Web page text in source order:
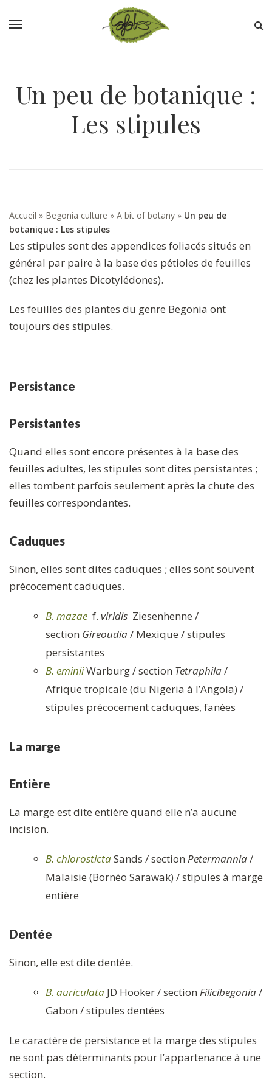
Un peu de botanique :
Les stipules
Accueil » Begonia culture » A bit of botany » Un peu de
botanique : Les stipules
Les stipules sont des appendices foliacés situés en
général par paire à la base des pétioles de feuilles
(chez les plantes Dicotylédones).
Les feuilles des plantes du genre Begonia ont
toujours des stipules.
Persistance
Persistantes
Quand elles sont encore présentes à la base des
feuilles adultes, les stipules sont dites persistantes ;
elles tombent parfois seulement après la chute des
feuilles correspondantes.
Caduques
Sinon, elles sont dites caduques ; elles sont souvent
précocement caduques.
B. mazae f. viridis Ziesenhenne /
section Gireoudia/ Mexique / stipules
persistantes
B. eminiiWarburg / section Tetraphila/
Afrique tropicale (du Nigeria à l’Angola) /
stipules précocement caduques, fanées
La marge
Entière
La marge est dite entière quand elle n’a aucune
incision.
B. chlorostictaSands / section Petermannia/
Malaisie (Bornéo Sarawak) / stipules à marge
entière
Dentée
Sinon, elle est dite dentée.
B. auriculata JD Hooker / section Filicibegonia/
Gabon / stipules dentées
Le caractère de persistance et la marge des stipules
ne sont pas déterminants pour l’appartenance à une
section.